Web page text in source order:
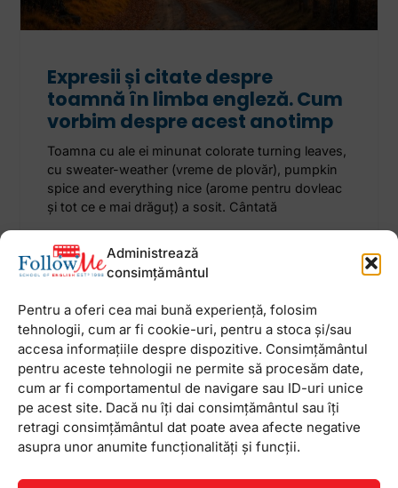
Administrează
consimțământul
Pentru a oferi cea mai bună experiență, folosim
tehnologii, cum ar fi cookie-uri, pentru a stoca și/sau
accesa informațiile despre dispozitive. Consimțământul
pentru aceste tehnologii ne permite să procesăm date,
cum ar fi comportamentul de navigare sau ID-uri unice
pe acest site. Dacă nu îți dai consimțământul sau îți
retragi consimțământul dat poate avea afecte negative
asupra unor anumite funcționalități și funcții.
Expresii și citate despre
toamnă în limba engleză. Cum
vorbim despre acest anotimp
Toamna cu ale ei minunat colorate turning leaves,
cu sweater-weather (vreme de plovăr), pumpkin
spice and everything nice (arome pentru dovleac
și tot ce e mai drăguț) a sosit. Cântată
1 octombrie 2024 Niciun comentariu
Newsletter